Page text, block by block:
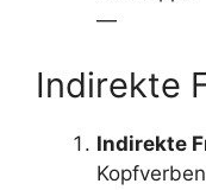
—
Indirekte
Indirekte